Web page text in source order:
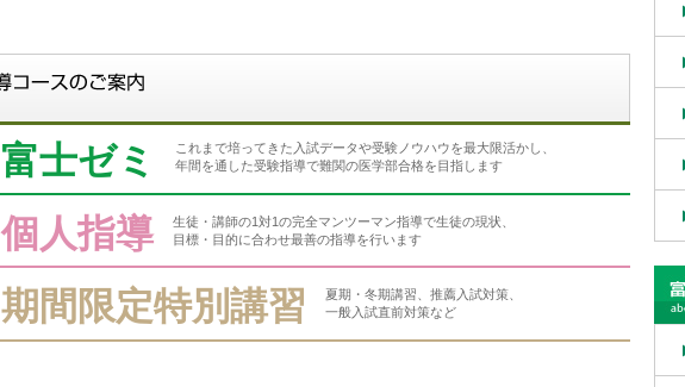
富士ゼミ
これまで培ってきた入試データや受験ノウハウを最大限活かし、
年間を通した受験指導で難関の医学部合格を目指します
個人指導
生徒・講師の1対1の完全マンツーマン指導で生徒の現状、
目標・目的に合わせ最善の指導を行います
期間限定特別講習
夏期・冬期講習、推薦入試対策、
一般入試直前対策など